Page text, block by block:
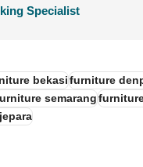
Specialist
bekasifurniture
semarang